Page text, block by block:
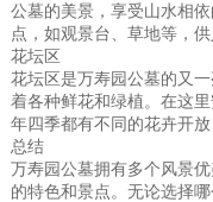
公墓的美景，享受山水相
点，如观景台、草地等，
花坛区
花坛区是万寿园公墓的又
着各种鲜花和绿植。在这
年四季都有不同的花卉开
总结
万寿园公墓拥有多个风景
的特色和景点。无论选择